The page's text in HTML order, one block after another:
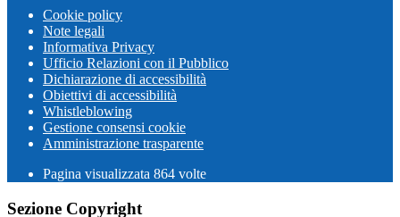
Cookie policy
Note legali
Informativa Privacy
Ufficio Relazioni con il Pubblico
Dichiarazione di accessibilità
Obiettivi di accessibilità
Whistleblowing
Gestione consensi cookie
Amministrazione trasparente
Pagina visualizzata 864 volte
Sezione Copyright